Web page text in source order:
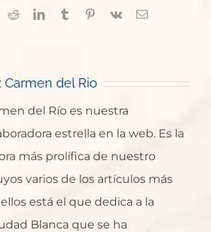
RedditLinkedInTumblrPinterest
Vk
Correo
Carmen del Rio
del Río es nuestra
estrella en la web. Es la
más prolífica de nuestro
varios de los artículos más
está el que dedica a la
Blanca que se ha